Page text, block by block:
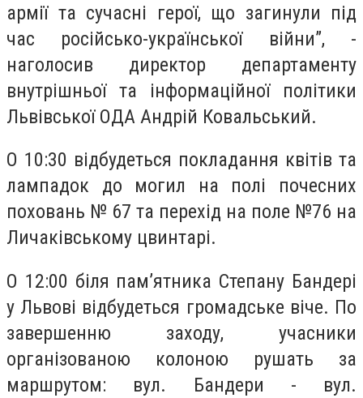
армії та сучасні герої, що загинули під
час російсько-української війни”, -
наголосив директор департаменту
внутрішньої та інформаційної політики
Львівської ОДА Андрій Ковальський.
О 10:30 відбудеться покладання квітів та
лампадок до могил на полі почесних
поховань № 67 та перехід на поле №76 на
Личаківському цвинтарі.
О 12:00 біля пам’ятника Степану Бандері
у Львові відбудеться громадське віче. По
завершенню заходу, учасники
організованою колоною рушать за
маршрутом: вул. Бандери - вул.